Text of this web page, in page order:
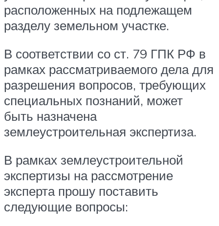
расположенных на подлежащем
разделу земельном участке.
В соответствии со ст. 79 ГПК РФ в
рамках рассматриваемого дела для
разрешения вопросов, требующих
специальных познаний, может
быть назначена
землеустроительная экспертиза.
В рамках землеустроительной
экспертизы на рассмотрение
эксперта прошу поставить
следующие вопросы: